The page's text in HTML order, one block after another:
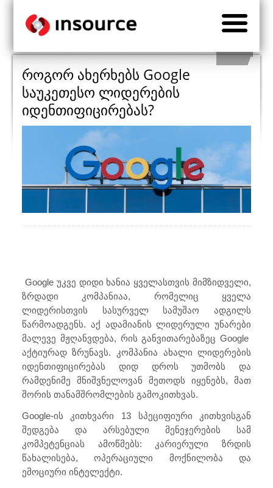
როგორ ახერხებს Google
საუკეთესო ლიდერების
იდენთიფიცირებას?
Google უკვე დიდი ხანია ყველასთვის მიმზიდველი,
ზრდადი კომპანიაა, რომელიც ყველა
ლიდერისთვის სასურველ სამუშაო ადგილს
წარმოადგენს. აქ ადამიანის ლიდერული უნარები
მალევე მჟღანვდება, რის განვითარებაზეც Google
აქტიურად ზრუნავს. კომპანია ახალი ლიდერების
იდენთიფიცირებას დიდ დროს უთმობს და
რამდენიმე მნიშვნელოვან მეთოდს იყენებს, მათ
შორის თანამშრომლების გამოკითხვას.
Google-ის კითხვარი 13 სპეციფიური კითხვისგან
შედგება და არსებული მენეჯერების სამ
კომპეტენციას ამოწმებს: კარიერული ზრდის
წახალისება, ოპერაციული მოქნილობა და
ემოციური ინტელექტი.